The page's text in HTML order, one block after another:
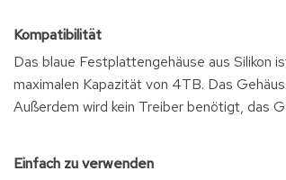
Kompatibilität
Das blaue Festplattengehäuse aus
maximalen Kapazität von 4TB. Das
Außerdem wird kein Treiber benötigt, das
Einfach zu verwenden